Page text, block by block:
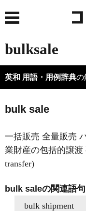
bulksale
英和 用語・用例辞典の
bulk sale
一括販売 全量販売
業財産の包括的譲
transfer)
bulk saleの関連語句
bulk shipment